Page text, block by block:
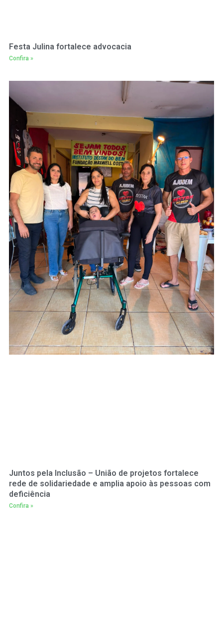
Festa Julina fortalece advocacia
Confira »
Juntos pela Inclusão – União de projetos fortalece
rede de solidariedade e amplia apoio às pessoas com
deficiência
Confira »